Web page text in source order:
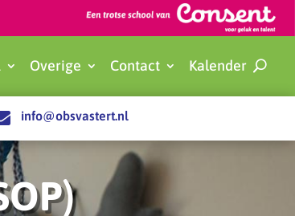
Overige Contact Kalender
info@obsvastert.nl